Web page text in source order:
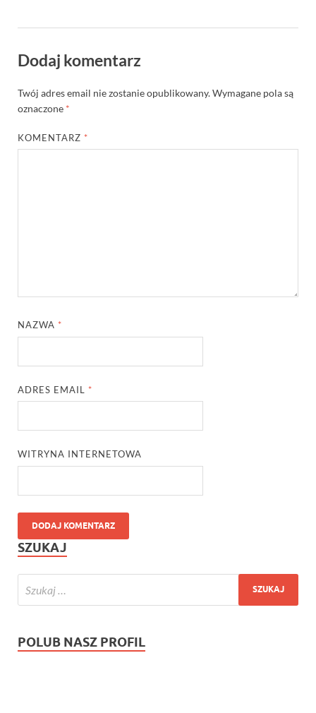
Dodaj komentarz
Twój adres email nie zostanie opublikowany.Wymagane pola są
oznaczone *
KOMENTARZ *
NAZWA *
ADRES EMAIL *
WITRYNA INTERNETOWA
SZUKAJ
POLUB NASZ PROFIL